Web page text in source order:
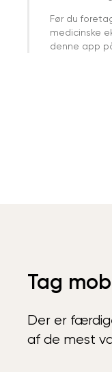
Før du
medicinske
denne app
Tag
Der er
af de mest